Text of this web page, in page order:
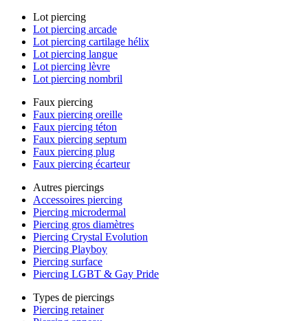
Lot piercing
Lot piercing arcade
Lot piercing cartilage hélix
Lot piercing langue
Lot piercing lèvre
Lot piercing nombril
Faux piercing
Faux piercing oreille
Faux piercing téton
Faux piercing septum
Faux piercing plug
Faux piercing écarteur
Autres piercings
Accessoires piercing
Piercing microdermal
Piercing gros diamètres
Piercing Crystal Evolution
Piercing Playboy
Piercing surface
Piercing LGBT & Gay Pride
Types de piercings
Piercing retainer